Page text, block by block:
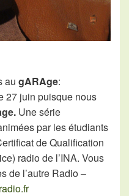
au gARAge:
27 juin puisque nous
Une série
par les étudiants
de Qualification
radio de l’INA. Vous
de l’autre Radio –